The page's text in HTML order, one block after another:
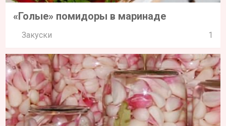
«Голые» помидоры в маринаде
Закуски 1